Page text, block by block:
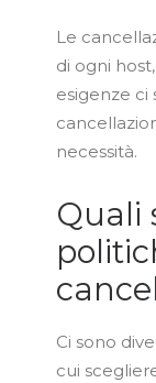
Le
di ogni
esigenze ci
necessità.
Quali
Ci sono
cui